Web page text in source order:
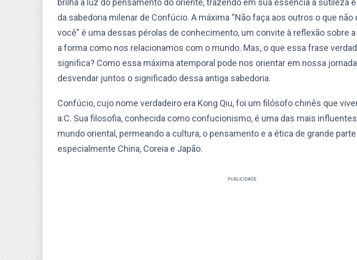
brilha a luz do pensamento do oriente, trazendo em sua essência a sutileza
da sabedoria milenar de Confúcio. A máxima “Não faça aos outros o que não
você” é uma dessas pérolas de conhecimento, um convite à reflexão sobre
a forma como nos relacionamos com o mundo. Mas, o que essa frase
significa? Como essa máxima atemporal pode nos orientar em nossa
desvendar juntos o significado dessa antiga sabedoria.
Confúcio, cujo nome verdadeiro era Kong Qiu, foi um filósofo chinês que
a.C. Sua filosofia, conhecida como confucionismo, é uma das mais
mundo oriental, permeando a cultura, o pensamento e a ética de grande parte
especialmente China, Coreia e Japão.
PUBLICIDADE